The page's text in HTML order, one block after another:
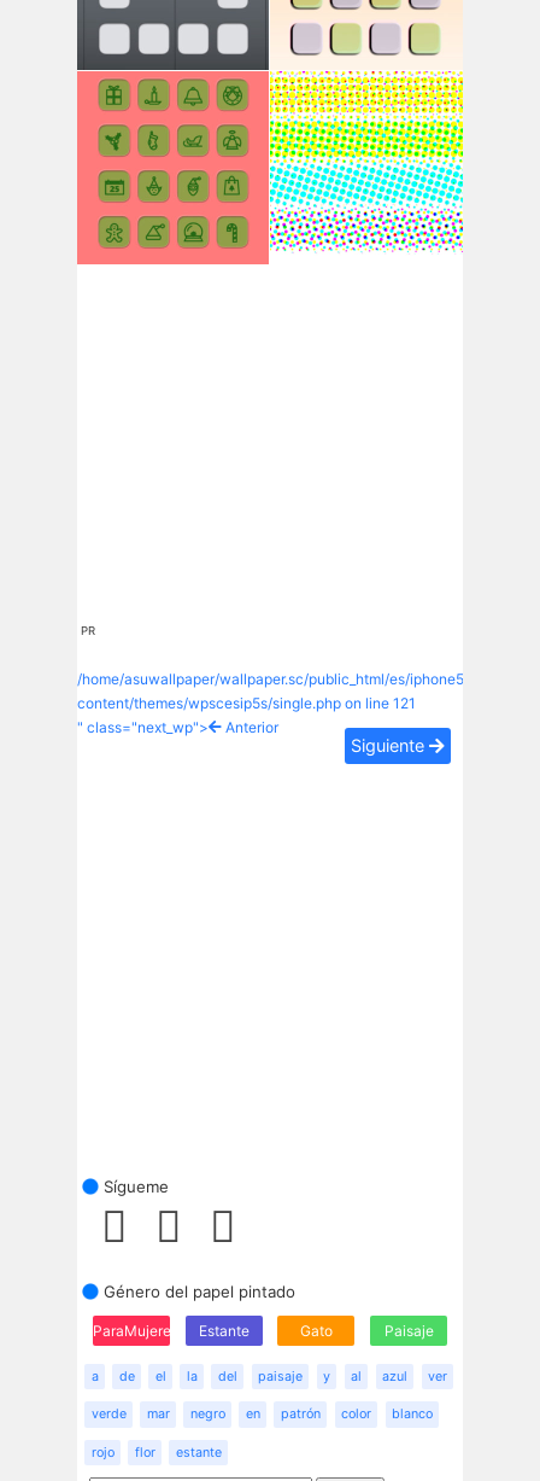
PR
/home/asuwallpaper/wallpaper.sc/public_html/es/iphone5s/wp-
content/themes/wpscesip5s/single.php on line 121
" class="next_wp">
Anterior
Siguiente
Sígueme
Género del papel pintado
ParaMujeres Estante Gato Paisaje
a de el la del paisaje y al azul ver
verde mar negro en patrón color blanco
rojo flor estante